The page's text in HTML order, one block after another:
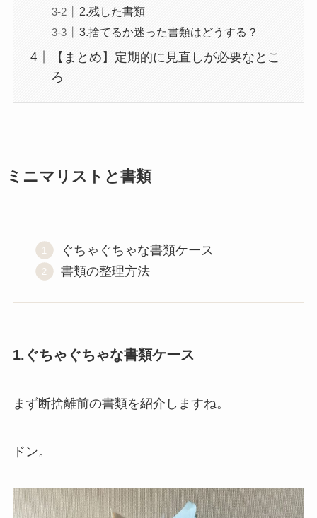
2.残した書類
3.捨てるか迷った書類はどうする？
【まとめ】定期的に見直しが必要なとこ
ろ
ミニマリストと書類
ぐちゃぐちゃな書類ケース
書類の整理方法
1.ぐちゃぐちゃな書類ケース
まず断捨離前の書類を紹介しますね。
ドン。